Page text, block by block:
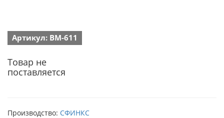
Артикул: ВМ-611
Товар не
поставляется
Производство: СФИНКС